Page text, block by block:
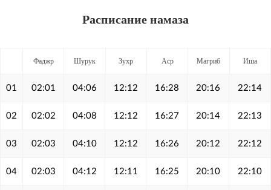
Расписание намаза
Фаджр Шурук Зухр Аср Магриб Иша
01 02:01 04:06 12:12 16:28 20:16 22:14
02 02:02 04:08 12:12 16:27 20:14 22:13
03 02:03 04:10 12:12 16:26 20:12 22:12
04 02:03 04:12 12:11 16:25 20:10 22:10